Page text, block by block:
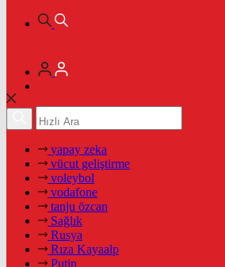
yapay zeka
vücut geliştirme
voleybol
vodafone
tanju özcan
Sağlık
Rusya
Rıza Kayaalp
Putin